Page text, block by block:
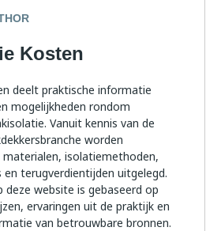
Kosten
deelt praktische informatie
mogelijkheden rondom
Vanuit kennis van de
worden
materialen, isolatiemethoden,
en terugverdientijden uitgelegd.
website is gebaseerd op
ervaringen uit de praktijk en
van betrouwbare bronnen.